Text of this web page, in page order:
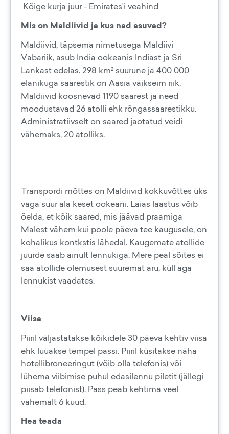
Kõige kurja juur - Emirates'i veahind
Mis on Maldiivid ja kus nad asuvad?
Maldiivid, täpsema nimetusega Maldiivi
Vabariik, asub India ookeanis Indiast ja Sri
Lankast edelas. 298 km² suurune ja 400 000
elanikuga saarestik on Aasia väikseim riik.
Maldiivid koosnevad 1190 saarest ja need
moodustavad 26 atolli ehk rõngassaarestikku.
Administratiivselt on saared jaotatud veidi
vähemaks, 20 atolliks.
Transpordi mõttes on Maldiivid kokkuvõttes üks
väga suur ala keset ookeani. Laias laastus võib
öelda, et kõik saared, mis jäävad praamiga
Malest vähem kui poole päeva tee kaugusele, on
kohalikus kontkstis lähedal. Kaugemate atollide
juurde saab ainult lennukiga. Mere peal sõites ei
saa atollide olemusest suuremat aru, küll aga
lennukist vaadates.
Viisa
Piiril väljastatakse kõikidele 30 päeva kehtiv viisa
ehk lüüakse tempel passi. Piiril küsitakse näha
hotellibroneeringut (võib olla telefonis) või
lühema viibimise puhul edasilennu piletit (jällegi
piisab telefonist). Pass peab kehtima veel
vähemalt 6 kuud.
Hea teada